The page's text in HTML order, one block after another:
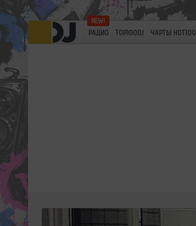
РАДИО TOP100DJ ЧАРТЫ HOT100